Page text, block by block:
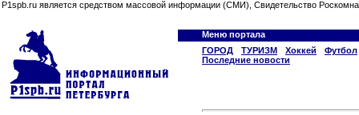
P1spb.ru является средством массовой информации (СМИ), Свидетельство
Меню портала
ГОРОД
ТУРИЗМ Хоккей
Футбол
Последние новости